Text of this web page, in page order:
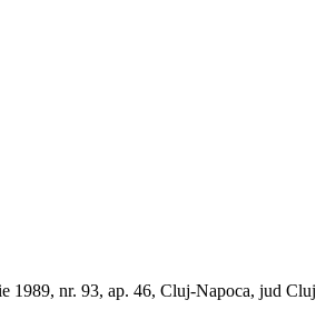
1989, nr. 93, ap. 46, Cluj-Napoca, jud Cluj